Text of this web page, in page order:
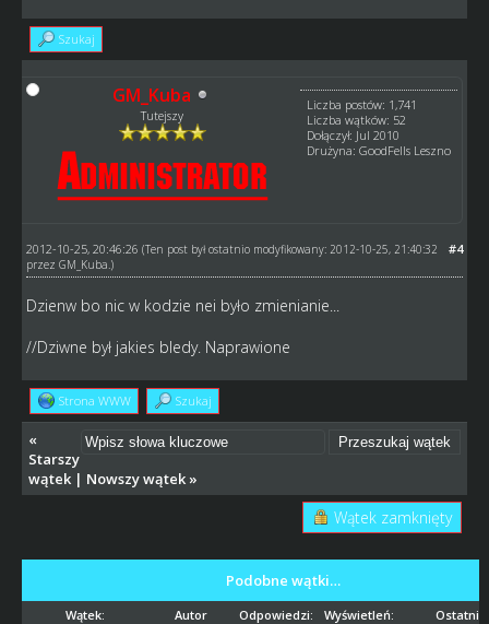
Szukaj
GM_Kuba
Tutejszy
Liczba postów: 1,741
Liczba wątków: 52
Dołączył: Jul 2010
Drużyna: GoodFells Leszno
#4
2012-10-25, 20:46:26 (Ten post był ostatnio modyfikowany: 2012-10-25, 21:40:32
przez GM_Kuba .)
Dzienw bo nic w kodzie nei było zmienianie...
//Dziwne był jakies bledy. Naprawione
Strona WWW Szukaj
«
Starszy
wątek| Nowszy wątek»
Wątek zamknięty
Podobne wątki…
Wątek: Autor Odpowiedzi: Wyświetleń: Ostatni